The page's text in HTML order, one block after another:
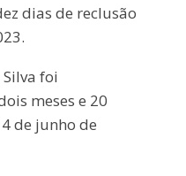
dias de reclusão
foi
meses e 20
de junho de